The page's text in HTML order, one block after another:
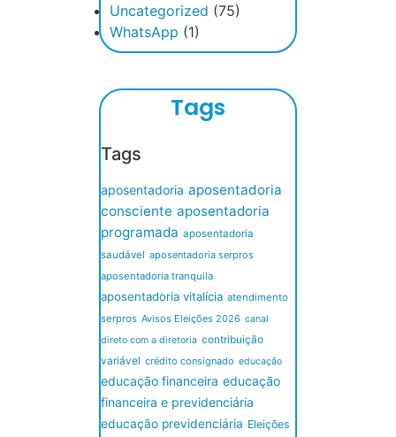
Uncategorized (75)
WhatsApp (1)
Tags
Tags
aposentadoria aposentadoria
consciente aposentadoria
programada aposentadoria
saudável aposentadoria serpros
aposentadoria tranquila
aposentadoria vitalícia atendimento
serpros Avisos Eleições 2026 canal
direto com a diretoria contribuição
variável crédito consignado educação
educação financeira educação
financeira e previdenciária
educação previdenciária Eleições